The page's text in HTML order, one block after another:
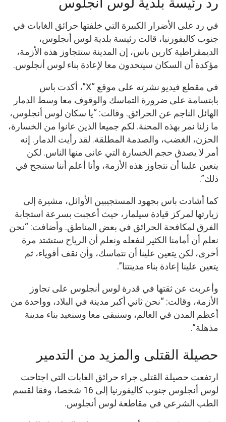
رد رئيسة بلدية لوس أنجلوس
في رد على الأضرار الكبيرة التي خلفتها حرائق الغابات في
جنوب كاليفورنيا، قالت رئيسة بلدية لوس أنجلوس،
الديمقراطية كارين باس، إن المدينة ستتجاوز هذه الأزمة،
مؤكدة أن السكان سيتحدون معا لإعادة بناء لوس أنجلوس.
في مقطع فيديو نشرته على موقع “X”، أكدت باس
بابتسامة على ضرورة التماسك والوقوف معا وسط الدمار
الهائل الناجم عن الحرائق. وقالت: “يا سكان لوس أنجلوس،
ما زلنا نمر بهذه المحنة. لكم جميعا الذين عانوا من الخسارة،
الحزن، الغضب، والصدمة المطلقة. لقد رأيت الدمار. إنه
أمر لا يصدق حجم الخسارة التي عانى منها الناس. لكن
يتعين علينا أن نتجاوز هذه الأزمة، وأنا أعلم أننا سننجح في
ذلك”.
كما أشادت باس بجهود المستجيبين الأوائل، مشيرة إلى
زيارتها لمركز قيادة سيلمار، حيث أعجبت بسرعة استجابة
الفرق لمكافحة الحرائق في بعض المناطق. وأضافت: “نحن
نعلم أن أمامنا الكثير لنفعله ونعلم أن الرياح ستشتد مرة
أخرى، لكن يتعين علينا أن نتماسك، وأن نقف أقوياء، ثم
يتعين علينا إعادة بناء مدينتنا”.
وأعربت عن ثقتها في قدرة لوس أنجلوس على تجاوز
الأزمة، وقالت: “نحن ثاني أكبر مدينة في البلاد، وواحدة من
أعظم المدن في العالم، وسنبقى معا وسنعيد بناء مدينة
مذهلة”.
حصيلة القتلى والمزيد من التدمير
ارتفعت حصيلة القتلى جراء حرائق الغابات التي اجتاحت
لوس أنجلوس جنوب كاليفورنيا إلى 16 شخصا، وفقا لقسم
الطب الشرعي في مقاطعة لوس أنجلوس.